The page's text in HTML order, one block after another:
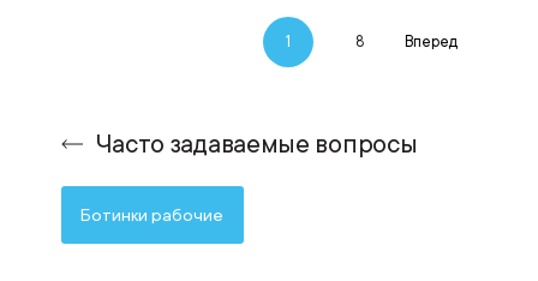
1 8 Вперед
Часто задаваемые вопросы
Ботинки рабочие